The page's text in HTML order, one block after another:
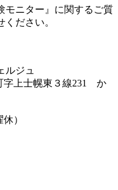
モニター』に関するご質
ださい。
ルジュ
字上士幌東３線231 か
）